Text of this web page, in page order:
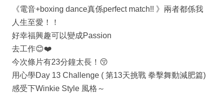
《電音+boxing dance真係perfect match!! 》兩者都係我
人生至愛！！
好幸福興趣可以變成Passion
去工作😊❤️
今次條片有23分鐘太長！😚
用心學Day 13 Challenge ( 第13天挑戰 拳擊舞動減肥篇)
感受下Winkie Style 風格～